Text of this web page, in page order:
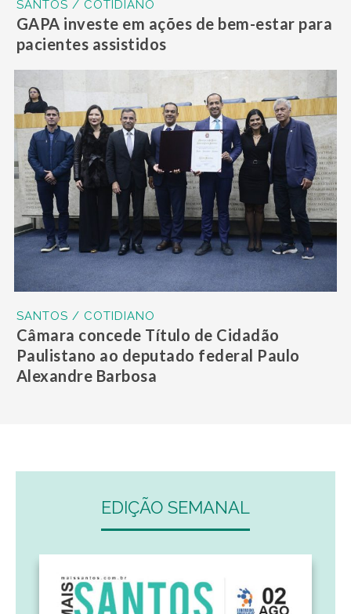
SANTOS / COTIDIANO
GAPA investe em ações de bem-estar para
pacientes assistidos
SANTOS / COTIDIANO
Câmara concede Título de Cidadão
Paulistano ao deputado federal Paulo
Alexandre Barbosa
EDIÇÃO SEMANAL